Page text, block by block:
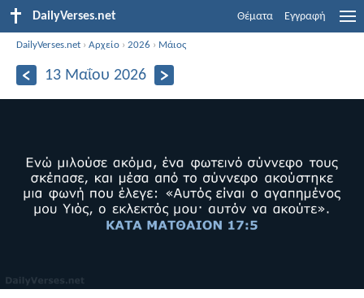
DailyVerses.net Θέματα Εγγραφή
DailyVerses.net ›Αρχείο ›2026 › Μάιος
13 Μαΐου 2026